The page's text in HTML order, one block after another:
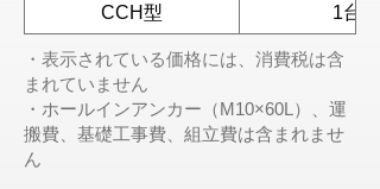
CCH型 1台
・表示されている価格には、消費税は含
まれていません
・ホールインアンカー（M10×60L）、運
搬費、基礎工事費、組立費は含まれませ
ん